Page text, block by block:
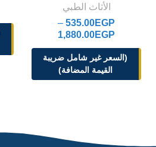
الأثاث الطبي
535.00EGP
–
1,880.00EGP
(السعر غير شامل ضريبة
القيمة المضافة)